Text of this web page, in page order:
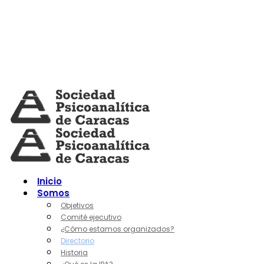
Inicio
Somos
Objetivos
Comité ejecutivo
¿Cómo estamos organizados?
Directorio
Historia